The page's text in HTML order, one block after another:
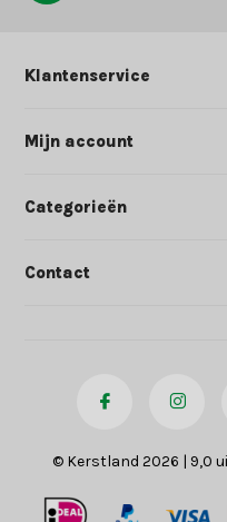
Klantenservice
Mijn account
Categorieën
Contact
© Kerstland 2026 | 9,0